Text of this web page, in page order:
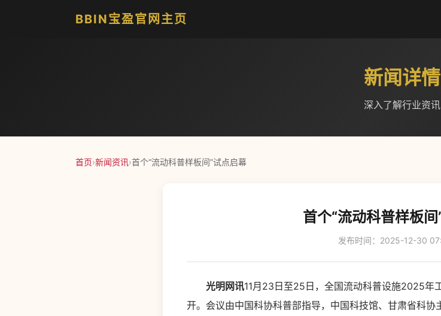
BBIN宝盈官网主页
新闻详情
深入了解行业资讯
首页›新闻资讯›首个“流动科普样板间”试点启幕
首个“流动科普样板
发布时间：2025-12-30
光明网讯11月23日至25日，全国流动科普设施2025年
开。会议由中国科协科普部指导，中国科技馆、甘肃省科